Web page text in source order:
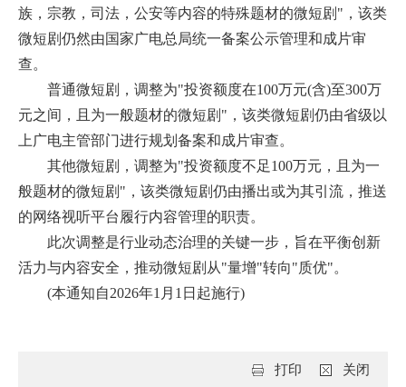
族，宗教，司法，公安等内容的特殊题材的微短剧"，该类
微短剧仍然由国家广电总局统一备案公示管理和成片审
查。
普通微短剧，调整为"投资额度在100万元(含)至300万
元之间，且为一般题材的微短剧"，该类微短剧仍由省级以
上广电主管部门进行规划备案和成片审查。
其他微短剧，调整为"投资额度不足100万元，且为一
般题材的微短剧"，该类微短剧仍由播出或为其引流，推送
的网络视听平台履行内容管理的职责。
此次调整是行业动态治理的关键一步，旨在平衡创新
活力与内容安全，推动微短剧从"量增"转向"质优"。
(本通知自2026年1月1日起施行)
关闭
打印